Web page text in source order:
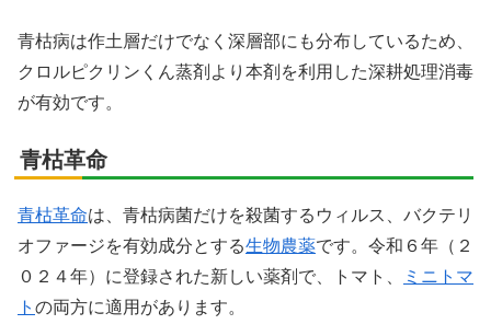
青枯病は作土層だけでなく深層部にも分布しているため、
クロルピクリンくん蒸剤より本剤を利用した深耕処理消毒
が有効です。
青枯革命
青枯革命は、青枯病菌だけを殺菌するウィルス、バクテリ
オファージを有効成分とする生物農薬です。令和６年（２
０２４年）に登録された新しい薬剤で、トマト、
ミニトマ
ト の両方に適用があります。